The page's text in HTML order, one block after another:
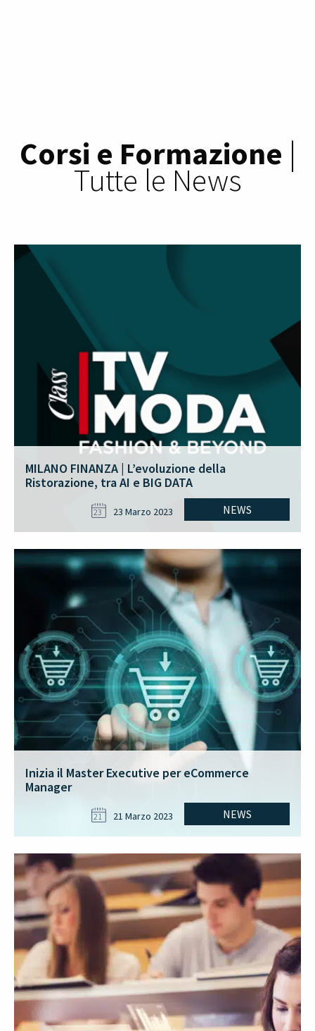
Corsi e Formazione |
Tutte le News
MILANO FINANZA | L’evoluzione della
Ristorazione, tra AI e BIG DATA
NEWS
23 23 Marzo 2023
Inizia il Master Executive per eCommerce
Manager
NEWS
21 21 Marzo 2023